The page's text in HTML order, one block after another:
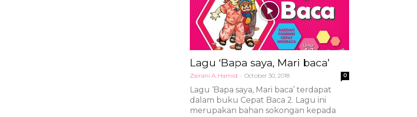
Lagu ‘Bapa saya, Mari baca’
Zairani A. Hamid - October 30, 2018 0
Lagu ‘Bapa saya, Mari baca’ terdapat
dalam buku Cepat Baca 2. Lagu ini
merupakan bahan sokongan kepada